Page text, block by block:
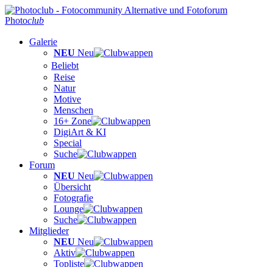
Photoclub
Galerie
NEU Neu
Beliebt
Reise
Natur
Motive
Menschen
16+ Zone
DigiArt & KI
Special
Suche
Forum
NEU Neu
Übersicht
Fotografie
Lounge
Suche
Mitglieder
NEU Neu
Aktiv
Topliste